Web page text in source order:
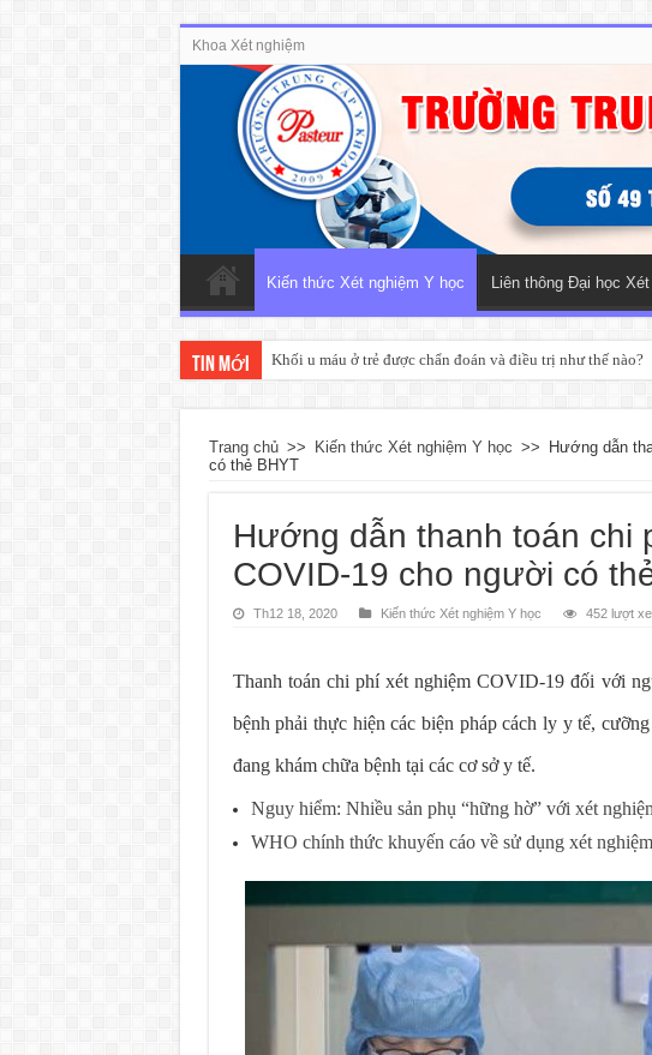
Khoa Xét nghiệm
Kiến thức Xét nghiệm Y học Liên thông Đại học
Tin mới Khối u máu ở trẻ được chẩn đoán và điều trị như thế nào?
Trang chủ >> Kiến thức Xét nghiệm Y học >>
Hướng dẫn
có thẻ BHYT
Hướng dẫn thanh toán chi
COVID-19 cho người có
Th12 18, 2020 Kiến thức Xét nghiệm Y học 452 lượt
Thanh toán chi phí xét nghiệm COVID-19 đối với
bệnh phải thực hiện các biện pháp cách ly y tế,
đang khám chữa bệnh tại các cơ sở y tế.
Nguy hiểm: Nhiều sản phụ “hững hờ” với xét
WHO chính thức khuyến cáo về sử dụng xét